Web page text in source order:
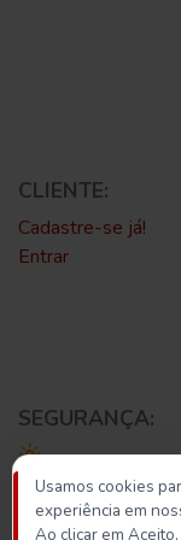
CLIENTE:
Cadastre-se já!
Entrar
SEGURANÇA:
Usamos cookies
experiência em
Ao clicar em